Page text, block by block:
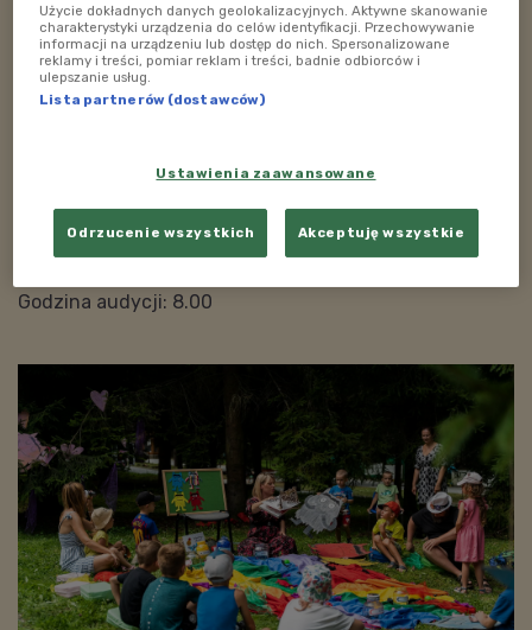
Audycja:Poranek w Polskim Radiu Dzieciom
Gość: etnolog Małgorzata Wójtowicz Wierzbicka
Muzeum im. Władysława Orkana w Rabce
Zdroju, artysta Piotr Kolecki
Godzina audycji: 8.00
Użycie dokładnych danych geolokalizacyjnych. Aktywne skanowanie
charakterystyki urządzenia do celów identyfikacji. Przechowywanie
informacji na urządzeniu lub dostęp do nich. Spersonalizowane
reklamy i treści, pomiar reklam i treści, badnie odbiorców i
ulepszanie usług.
Lista partnerów (dostawców)
Ustawienia zaawansowane
Odrzucenie wszystkich Akceptuję wszystkie